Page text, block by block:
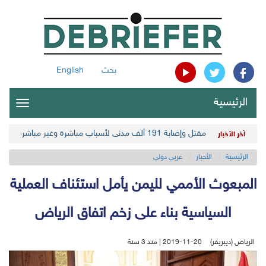
بحث English
الرئيسية
آخر الأخبار مقتل وإصابة 191 ألف مدني لأسباب مباشرة وغير مباشرة في أحدث حصيلة حوثية
الرئيسية الأخبار عربي دولي
المبعوث الأممي لليمن يأمل استئناف العملية
السياسية بناء على زخم اتفاق الرياض
الرياض (ديبريفر) 2019-11-20 | منذ 3 سنة